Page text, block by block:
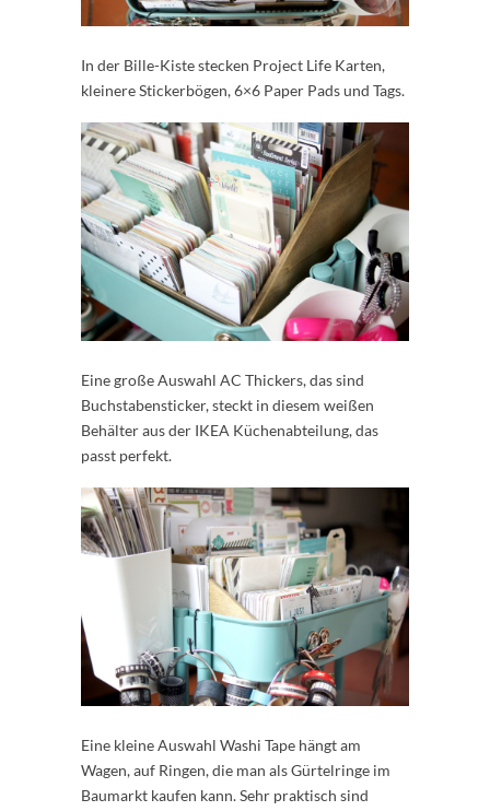
In der Bille-Kiste stecken Project Life Karten,
kleinere Stickerbögen, 6×6 Paper Pads und Tags.
Eine große Auswahl AC Thickers, das sind
Buchstabensticker, steckt in diesem weißen
Behälter aus der IKEA Küchenabteilung, das
passt perfekt.
Eine kleine Auswahl Washi Tape hängt am
Wagen, auf Ringen, die man als Gürtelringe im
Baumarkt kaufen kann. Sehr praktisch sind